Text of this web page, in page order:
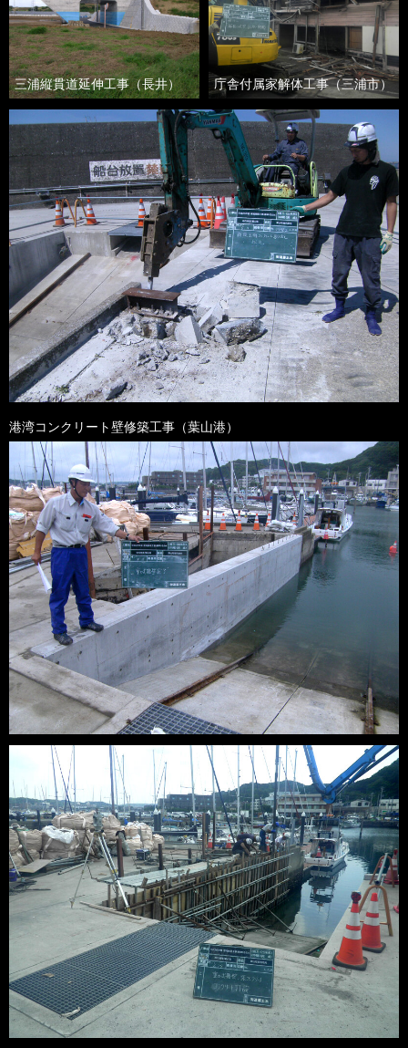
三浦縦貫道延伸工事（長井） 庁舎付属家解体工事（三浦市）
港湾コンクリート壁修築工事 （葉山港）